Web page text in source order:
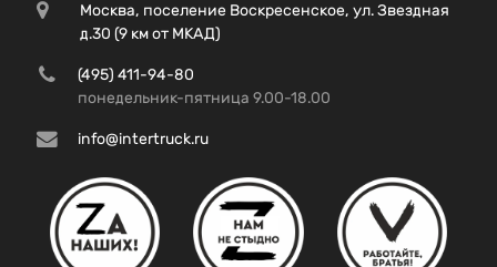
Москва, поселение Воскресенское, ул. Звездная
д.30 (9 км от МКАД)
(495) 411-94-80
понедельник-пятница 9.00-18.00
info@intertruck.ru